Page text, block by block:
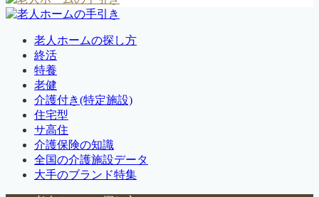
老人ホームの探し方
終活
特養
老健
介護付き(特定施設)
住宅型
サ高住
介護保険の知識
全国の介護施設データ
大手のブランド特集